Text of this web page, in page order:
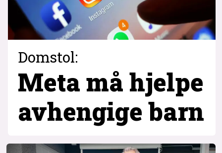
Domstol:
Meta må hjelpe
avhengige barn